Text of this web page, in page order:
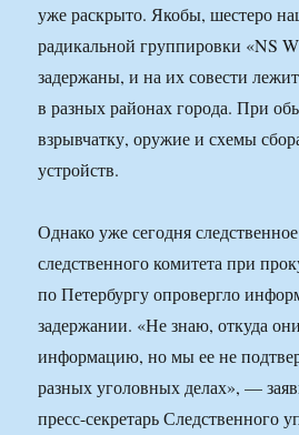
уже раскрыто. Якобы, шестеро
радикальной группировки «NS
задержаны, и на их совести
в разных районах города. При
взрывчатку, оружие и схемы
устройств.
Однако уже сегодня
следственного комитета при
по Петербургу опровергло
задержании. «Не знаю, откуда
информацию, но мы ее не
разных уголовных делах», —
пресс-секретарь Следственного